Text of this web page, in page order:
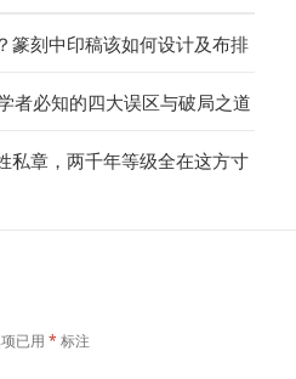
篆刻中印稿该如何设计及布排
者必知的四大误区与破局之道
私章，两千年等级全在这方寸
已用* 标注